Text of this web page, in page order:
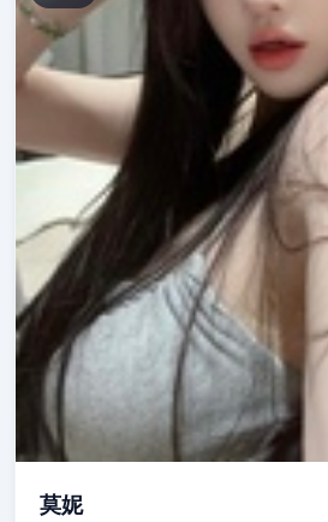
莫妮